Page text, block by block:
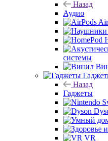
Назад
Аудио
системы
Назад
Гаджеты
VR